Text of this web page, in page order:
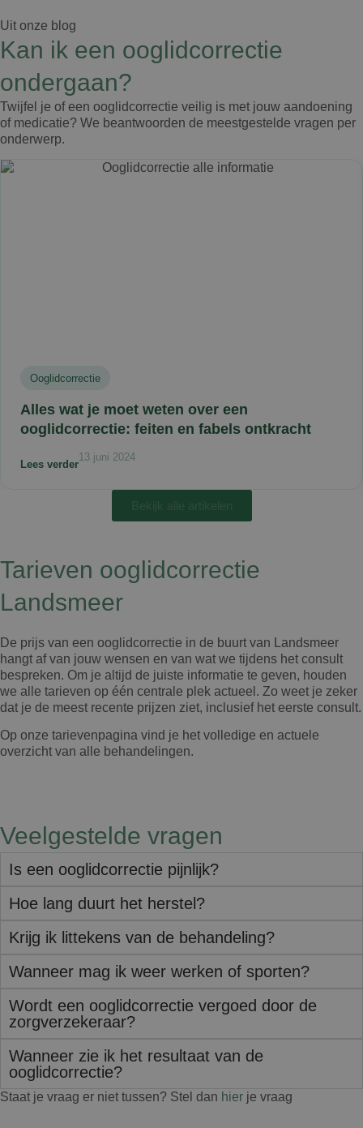
Uit onze blog
Kan ik een ooglidcorrectie
ondergaan?
Twijfel je of een ooglidcorrectie veilig is met jouw aandoening
of medicatie? We beantwoorden de meestgestelde vragen per
onderwerp.
Ooglidcorrectie
Alles wat je moet weten over een
ooglidcorrectie: feiten en fabels ontkracht
Lees verder
13 juni 2024
Tarieven ooglidcorrectie
Landsmeer
De prijs van een ooglidcorrectie in de buurt van Landsmeer
hangt af van jouw wensen en van wat we tijdens het consult
bespreken. Om je altijd de juiste informatie te geven, houden
we alle tarieven op één centrale plek actueel. Zo weet je zeker
dat je de meest recente prijzen ziet, inclusief het eerste consult.
Op onze tarievenpagina vind je het volledige en actuele
overzicht van alle behandelingen.
Veelgestelde vragen
Is een ooglidcorrectie pijnlijk?
Hoe lang duurt het herstel?
Krijg ik littekens van de behandeling?
Wanneer mag ik weer werken of sporten?
Wordt een ooglidcorrectie vergoed door de
zorgverzekeraar?
Wanneer zie ik het resultaat van de
ooglidcorrectie?
Staat je vraag er niet tussen? Stel dan hier je vraag